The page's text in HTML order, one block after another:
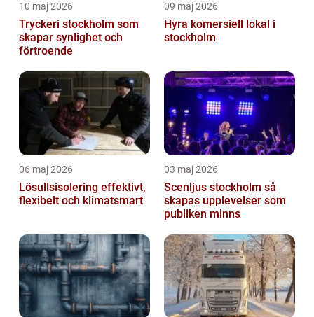
10 maj 2026
Tryckeri stockholm som
skapar synlighet och
förtroende
09 maj 2026
Hyra komersiell lokal i
stockholm
06 maj 2026
Lösullsisolering effektivt,
flexibelt och klimatsmart
03 maj 2026
Scenljus stockholm så
skapas upplevelser som
publiken minns